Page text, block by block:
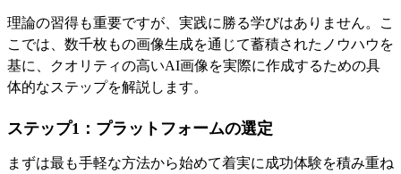
理論の習得も重要ですが、実践に勝る学びはありません。こ
こでは、数千枚もの画像生成を通じて蓄積されたノウハウを
基に、クオリティの高いAI画像を実際に作成するための具
体的なステップを解説します。
ステップ1：プラットフォームの選定
まずは最も手軽な方法から始めて着実に成功体験を積み重ね